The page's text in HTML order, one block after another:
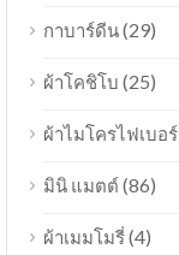
กาบาร์ดีน(29)
ผ้าโคชิโบ (25)
ผ้าไมโครไฟเบอร์
มินิ แมตต์(86)
ผ้าเมมโมรี่(4)